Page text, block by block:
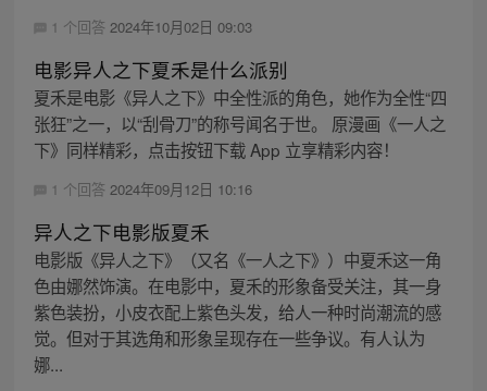
1 个回答 2024年10月02日 09:03
电影异人之下夏禾是什么派别
夏禾是电影《异人之下》中全性派的角色，她作为全性“四
张狂”之一，以“刮骨刀”的称号闻名于世。 原漫画《一人之
下》同样精彩，点击按钮下载 App 立享精彩内容！
1 个回答 2024年09月12日 10:16
异人之下电影版夏禾
电影版《异人之下》（又名《一人之下》）中夏禾这一角
色由娜然饰演。在电影中，夏禾的形象备受关注，其一身
紫色装扮，小皮衣配上紫色头发，给人一种时尚潮流的感
觉。但对于其选角和形象呈现存在一些争议。有人认为
娜...